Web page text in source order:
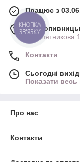
Працює з
м.
Куропятникова
Контакти
Сьогодні
Показати весь
Про нас
Контакти
КНОПКА
ЗВ'ЯЗКУ